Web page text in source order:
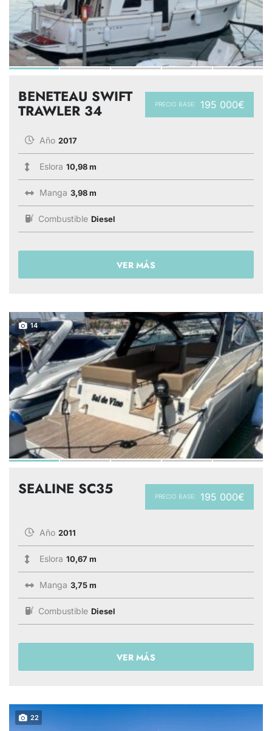
PRECIO BASE: 195 000€
BENETEAU SWIFT
TRAWLER 34
Año 2017
Eslora 10,98 m
Manga 3,98 m
Combustible Diesel
VER MÁS
14
PRECIO BASE: 195 000€
SEALINE SC35
Año 2011
Eslora 10,67 m
Manga 3,75 m
Combustible Diesel
VER MÁS
22